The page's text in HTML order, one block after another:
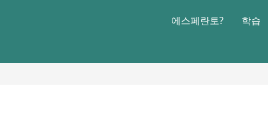
에스페란토? 학습